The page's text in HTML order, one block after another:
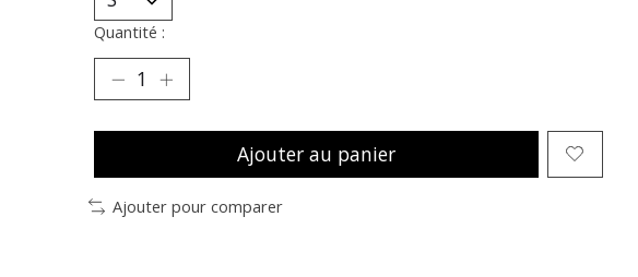
Quantité :
Ajouter au panier
Ajouter pour comparer